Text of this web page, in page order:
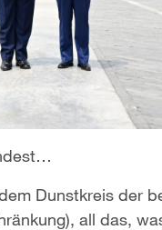
Dunstkreis der
all das,